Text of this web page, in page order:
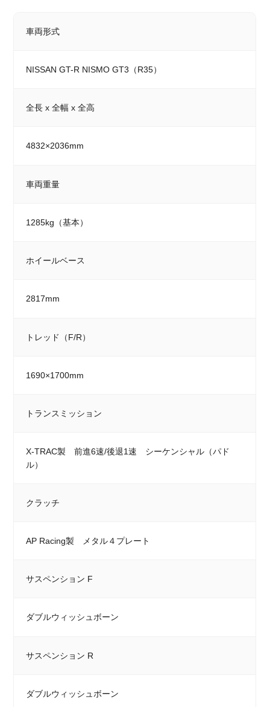
車両形式
NISSAN GT-R NISMO GT3（R35）
全長 x 全幅 x 全高
4832×2036mm
車両重量
1285kg（基本）
ホイールベース
2817mm
トレッド（F/R）
1690×1700mm
トランスミッション
X-TRAC製 前進6速/後退1速 シーケンシャル（パド
ル）
クラッチ
AP Racing製 メタル４プレート
サスペンション F
ダブルウィッシュボーン
サスペンション R
ダブルウィッシュボーン